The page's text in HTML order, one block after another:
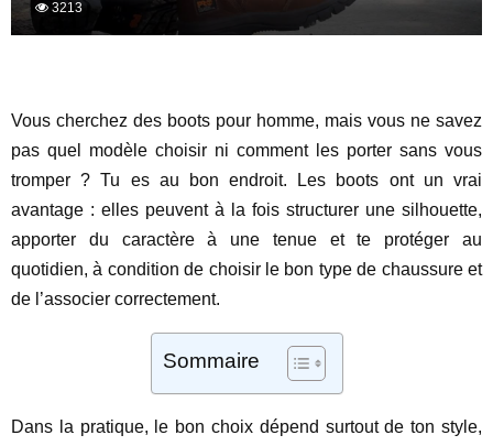
3213
Vous cherchez des boots pour homme, mais vous ne savez
pas quel modèle choisir ni comment les porter sans vous
tromper ? Tu es au bon endroit. Les boots ont un vrai
avantage : elles peuvent à la fois structurer une silhouette,
apporter du caractère à une tenue et te protéger au
quotidien, à condition de choisir le bon type de chaussure et
de l’associer correctement.
Sommaire
Dans la pratique, le bon choix dépend surtout de ton style,